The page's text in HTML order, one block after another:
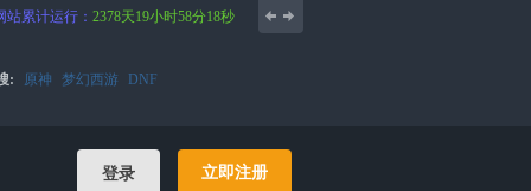
站累计运行： 2378天19小时58分18秒
: 原神 梦幻西游 DNF
登录 立即注册